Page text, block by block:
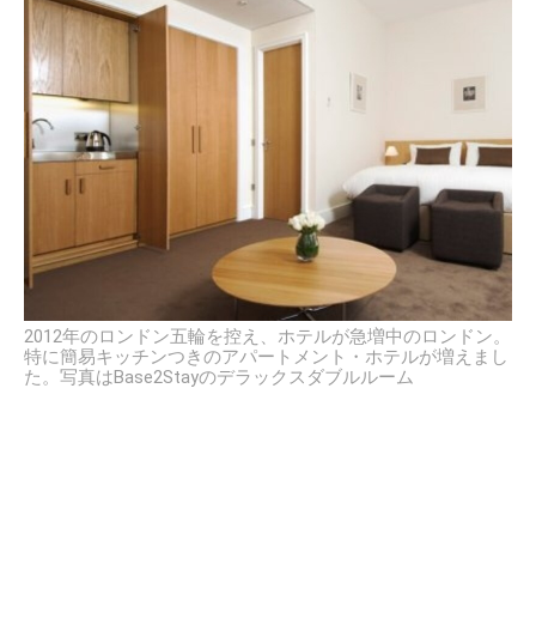
2012年のロンドン五輪を控え、ホテルが急増中のロンドン。
特に簡易キッチンつきのアパートメント・ホテルが増えまし
た。写真はBase2Stayのデラックスダブルルーム